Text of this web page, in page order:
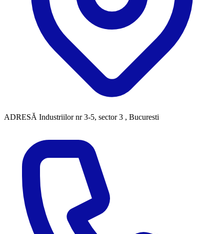
ADRESĂ Industriilor nr 3-5, sector 3 , Bucuresti